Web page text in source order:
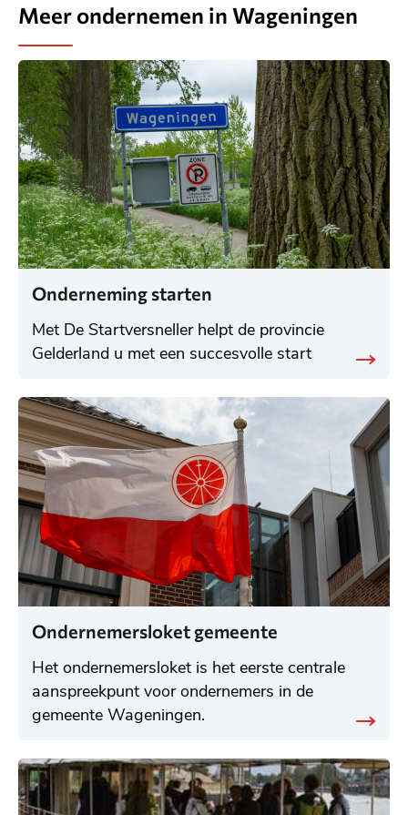
Meer ondernemen in Wageningen
Onderneming starten
Met De Startversneller helpt de provincie
Gelderland u met een succesvolle start
Ondernemersloket gemeente
Het ondernemersloket is het eerste centrale
aanspreekpunt voor ondernemers in de
gemeente Wageningen.